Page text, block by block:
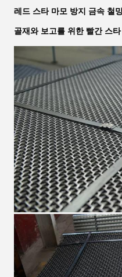
레드 스타 마모 방지 금속 철
골재와 보고를 위한 빨간 스